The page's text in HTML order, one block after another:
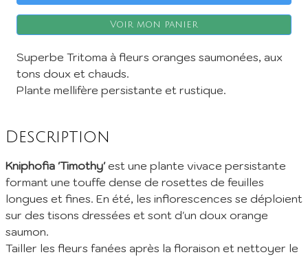
Voir mon panier
Superbe Tritoma à fleurs oranges saumonées, aux
tons doux et chauds.
Plante mellifère persistante et rustique.
Description
Kniphofia 'Timothy'est une plante vivace persistante
formant une touffe dense de rosettes de feuilles
longues et fines. En été, les inflorescences se déploient
sur des tisons dressées et sont d'un doux orange
saumon.
Tailler les fleurs fanées après la floraison et nettoyer le
Inscription à la Newsletter
dernières infos de la pépinière: Nouvelles plantes ajoutées au
catalogue, fêtes des plantes à venir, promos et réductions en
EMail :
Je m'abonne
En envoyant mes informations, j'accepte votre Politique de confidentialité